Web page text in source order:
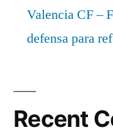
Valencia CF –
defensa para
Recent